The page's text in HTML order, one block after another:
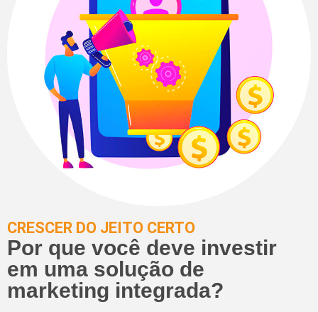
CRESCER DO JEITO CERTO
Por que você deve investir
em uma solução de
marketing integrada?